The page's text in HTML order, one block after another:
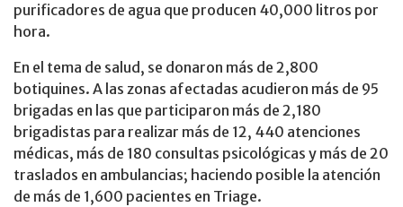
purificadores de agua que producen 40,000 litros por
hora.
En el tema de salud, se donaron más de 2,800
botiquines. A las zonas afectadas acudieron más de 95
brigadas en las que participaron más de 2,180
brigadistas para realizar más de 12, 440 atenciones
médicas, más de 180 consultas psicológicas y más de 20
traslados en ambulancias; haciendo posible la atención
de más de 1,600 pacientes en Triage.